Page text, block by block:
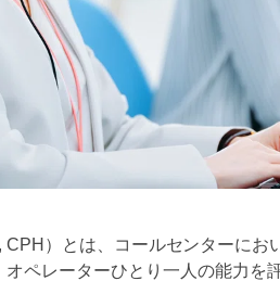
CPH）とは、コールセンターに
オペレーターひとり一人の能力